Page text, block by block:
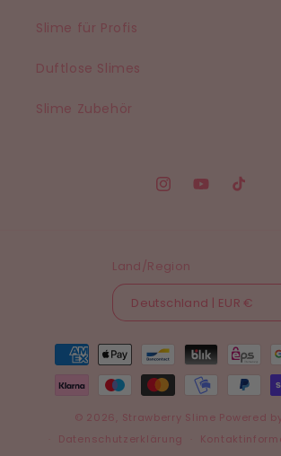
Slime für Profis
Duftlose Slimes
Slime Zubehör
InstagramYouTubeTikTok
Land/Region
Deutschland | EUR €
Zahlungsmethoden
© 2026, Strawberry Slime Powered
Datenschutzerklärung